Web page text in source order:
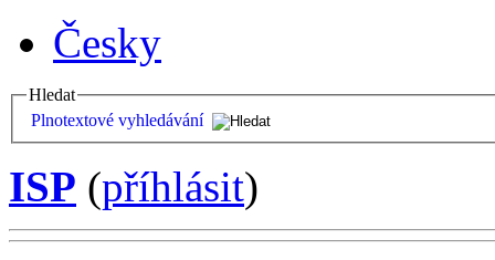
Česky
Hledat
Plnotextové vyhledávání
ISP (příhlásit)